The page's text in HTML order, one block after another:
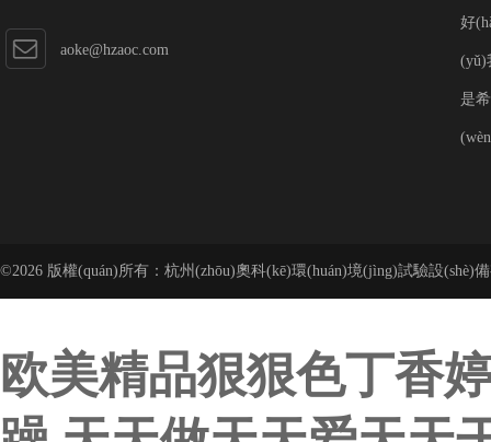
aoke@hzaoc.com
好
(yǔ)
是
©2026 版權(quán)所有：杭州(zhōu)奧科(kē)環(huán)境(jìng)試驗設(shè)
欧美精品狠狠色丁香